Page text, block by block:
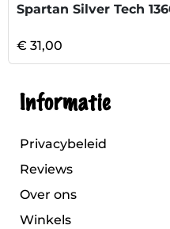
Spartan Silver Tech
€ 31,00
Informatie
Privacybeleid
Reviews
Over ons
Winkels